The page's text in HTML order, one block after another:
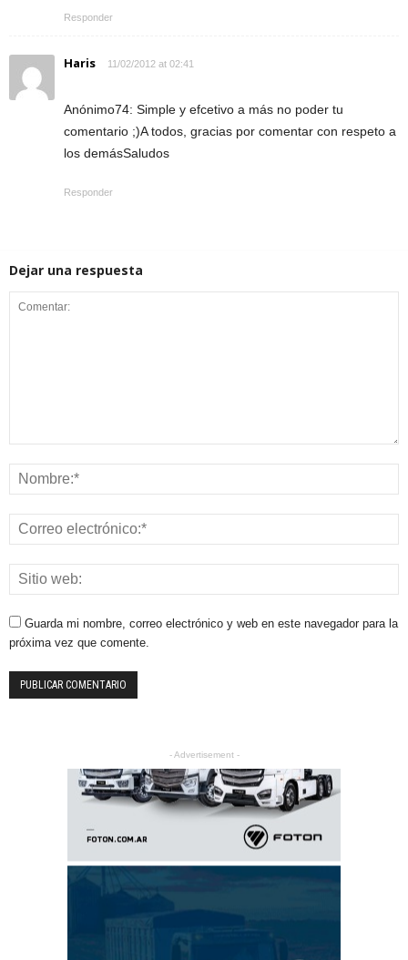
Responder
Haris 11/02/2012 at 02:41
Anónimo74: Simple y efcetivo a más no poder tu
comentario ;)A todos, gracias por comentar con respeto a
los demásSaludos
Responder
Dejar una respuesta
Guarda mi nombre, correo electrónico y web en este navegador para la
próxima vez que comente.
- Advertisement -